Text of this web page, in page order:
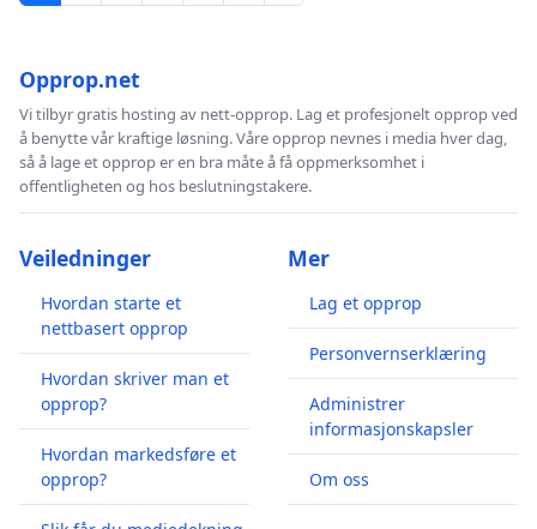
Opprop.net
Vi tilbyr gratis hosting av nett-opprop. Lag et profesjonelt opprop ved
å benytte vår kraftige løsning. Våre opprop nevnes i media hver dag,
så å lage et opprop er en bra måte å få oppmerksomhet i
offentligheten og hos beslutningstakere.
Veiledninger
Hvordan starte et
nettbasert opprop
Hvordan skriver man et
opprop?
Hvordan markedsføre et
opprop?
Mer
Lag et opprop
Personvernserklæring
Administrer
informasjonskapsler
Om oss